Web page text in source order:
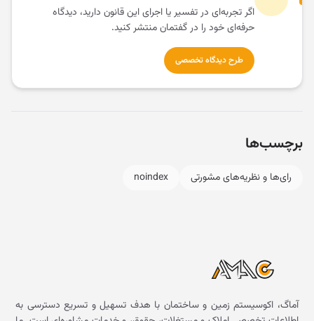
اگر تجربه‌ای در تفسیر یا اجرای این قانون دارید، دیدگاه
حرفه‌ای خود را در گفتمان منتشر کنید.
طرح دیدگاه تخصصی
برچسب‌ها
رای‌ها و نظریه‌های مشورتی noindex
آماگ، اکوسیستم زمین و ساختمان با هدف تسهیل و تسریع دسترسی به